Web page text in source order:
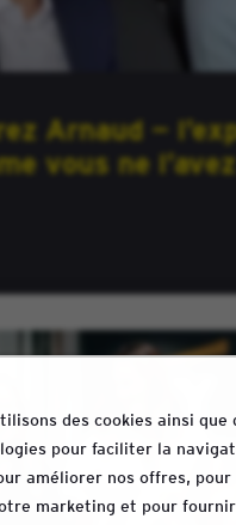
des cookies ainsi que
pour faciliter la
améliorer nos offres, pour
marketing et pour
Arnaud —
vous ne